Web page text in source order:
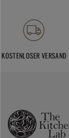
KOSTENLOSER VERSAND